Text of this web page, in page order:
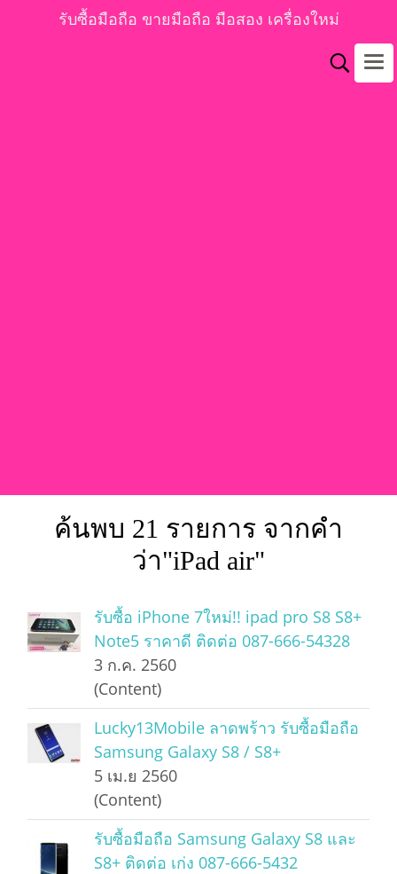
รับซื้อมือถือ ขายมือถือ มือสอง เครื่องใหม่
ค้นพบ 21 รายการ จากคำ
ว่า"iPad air"
รับซื้อ iPhone 7ใหม่!! ipad pro S8 S8+
Note5 ราคาดี ติดต่อ 087-666-54328
3 ก.ค. 2560
(Content)
Lucky13Mobile ลาดพร้าว รับซื้อมือถือ
Samsung Galaxy S8 / S8+
5 เม.ย 2560
(Content)
รับซื้อมือถือ Samsung Galaxy S8 และ
S8+ ติดต่อ เก่ง 087-666-5432